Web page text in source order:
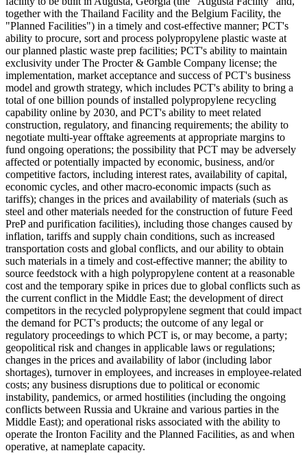
together with the Thailand Facility and the Belgium Facility, the
"Planned Facilities") in a timely and cost-effective manner; PCT's
ability to procure, sort and process polypropylene plastic waste at
our planned plastic waste prep facilities; PCT's ability to maintain
exclusivity under The Procter & Gamble Company license; the
implementation, market acceptance and success of PCT's business
model and growth strategy, which includes PCT's ability to bring a
total of one billion pounds of installed polypropylene recycling
capability online by 2030, and PCT's ability to meet related
construction, regulatory, and financing requirements; the ability to
negotiate multi-year offtake agreements at appropriate margins to
fund ongoing operations; the possibility that PCT may be adversely
affected or potentially impacted by economic, business, and/or
competitive factors, including interest rates, availability of capital,
economic cycles, and other macro-economic impacts (such as
tariffs); changes in the prices and availability of materials (such as
steel and other materials needed for the construction of future Feed
PreP and purification facilities), including those changes caused by
inflation, tariffs and supply chain conditions, such as increased
transportation costs and global conflicts, and our ability to obtain
such materials in a timely and cost-effective manner; the ability to
source feedstock with a high polypropylene content at a reasonable
cost and the temporary spike in prices due to global conflicts such as
the current conflict in the Middle East; the development of direct
competitors in the recycled polypropylene segment that could impact
the demand for PCT's products; the outcome of any legal or
regulatory proceedings to which PCT is, or may become, a party;
geopolitical risk and changes in applicable laws or regulations;
changes in the prices and availability of labor (including labor
shortages), turnover in employees, and increases in employee-related
costs; any business disruptions due to political or economic
instability, pandemics, or armed hostilities (including the ongoing
conflicts between Russia and Ukraine and various parties in the
Middle East); and operational risks associated with the ability to
operate the Ironton Facility and the Planned Facilities, as and when
operative, at nameplate capacity.